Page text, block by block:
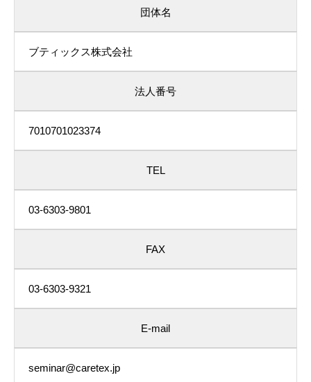
団体名
ブティックス株式会社
法人番号
7010701023374
TEL
03-6303-9801
FAX
03-6303-9321
E-mail
seminar@caretex.jp